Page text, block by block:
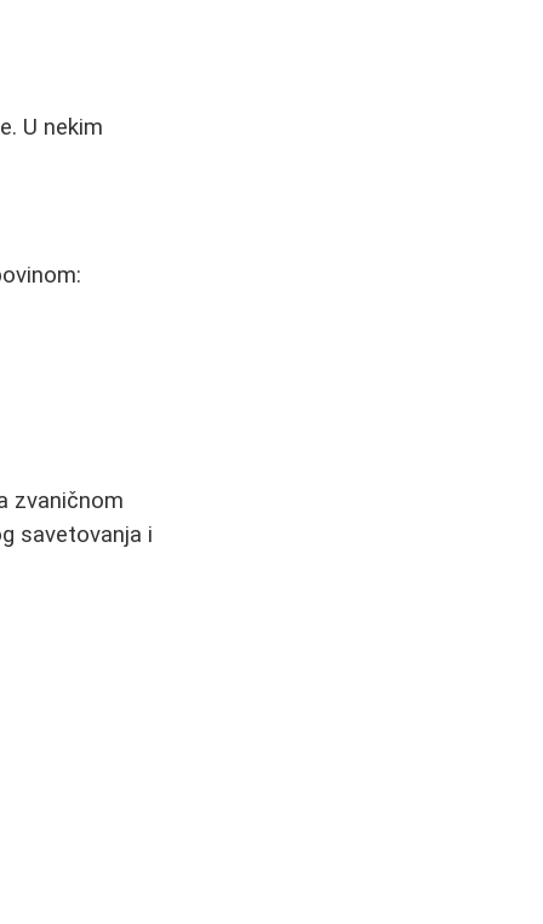
U nekim
zvaničnom
savetovanja i